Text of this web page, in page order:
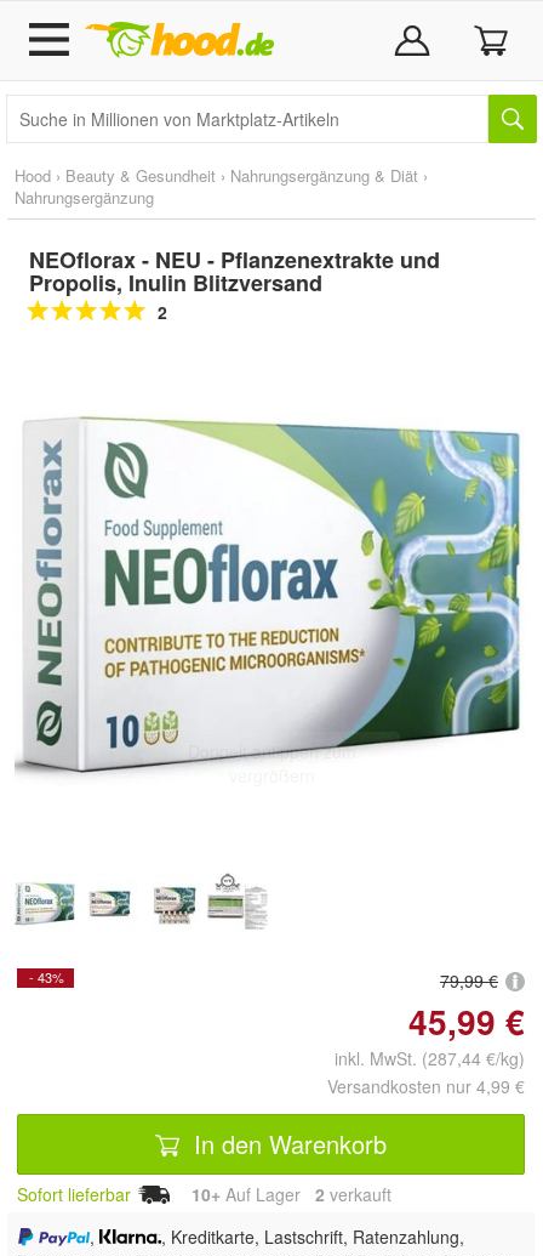
Hood › Beauty & Gesundheit › Nahrungsergänzung & Diät ›
Nahrungsergänzung
NEOflorax - NEU - Pflanzenextrakte und
Propolis, Inulin Blitzversand
2
Doppelt antippen zum
- 43% 79,99 €
45,99 €
inkl. MwSt. (287,44 €/kg)
Versandkosten nur 4,99 €
In den Warenkorb
Sofort lieferbar 10+ Auf Lager 2 verkauft
,
, Kreditkarte, Lastschrift, Ratenzahlung,